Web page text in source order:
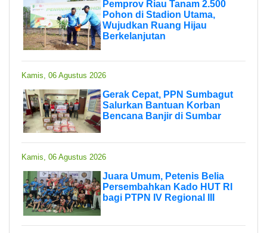
Pemprov Riau Tanam 2.500
Pohon di Stadion Utama,
Wujudkan Ruang Hijau
Berkelanjutan
Kamis, 06 Agustus 2026
Gerak Cepat, PPN Sumbagut
Salurkan Bantuan Korban
Bencana Banjir di Sumbar
Kamis, 06 Agustus 2026
Juara Umum, Petenis Belia
Persembahkan Kado HUT RI
bagi PTPN IV Regional III